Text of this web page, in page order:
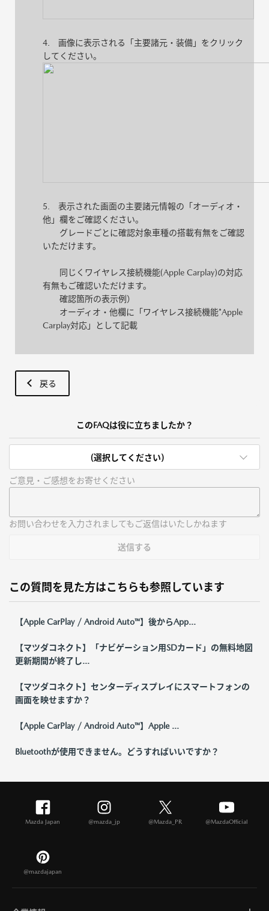
4. 画像に表示される「主要諸元・装備」をクリック
してください。
5. 表示された画面の主要諸元情報の「オーディオ・
他」欄をご確認ください。
グレードごとに確認対象車種の搭載有無をご確認
いただけます。
同じくワイヤレス接続機能(Apple Carplay)の対応
有無もご確認いただけます。
確認箇所の表示例）
オーディオ・他欄に「ワイヤレス接続機能*Apple
Carplay対応」として記載
戻る
このFAQは役に立ちましたか？
(選択してください)
ご意見・ご感想をお寄せください
お問い合わせを入力されましてもご返信はいたしかねます
送信する
この質問を見た方はこちらも参照しています
【Apple CarPlay / Android Auto™】後からApp...
【マツダコネクト】「ナビゲーション用SDカード」の無料地図
更新期間が終了し...
【マツダコネクト】センターディスプレイにスマートフォンの
画面を映せますか？
【Apple CarPlay / Android Auto™】Apple ...
Bluetoothが使用できません。どうすればいいですか？
Mazda Japan @mazda_jp @Mazda_PR @MazdaOfficial
@mazdajapan